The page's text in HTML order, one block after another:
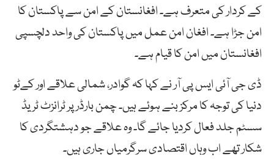
کے کردار کی متعرف ہے۔ افغانستان کے امن سے پاکستان کا
امن جڑا ہے۔ افغان امن عمل میں پاکستان کی واحد دلچسپی
افغانستان میں امن کا قیام ہے۔
ڈی جی آئی ایس پی آر نے کہا کہ گوادر، شمالی علاقے اور کےٹو
دنیا کی توجہ کا مرکز بنے ہوئے ہیں۔ چمن بارڈر پر ٹرانزٹ ٹریڈ
سسٹم جلد فعال کردیا جائے گا۔ وہ علاقے جو دہشتگردی کا
شکار تھے اب وہاں اقتصادی سرگرمیاں جاری ہیں۔